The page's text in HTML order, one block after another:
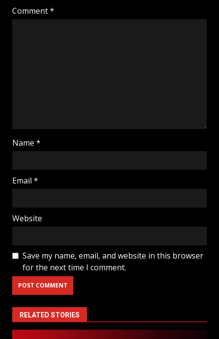
Comment*
Name *
Email *
Website
Save my name, email, and website in this browser
for the next time I comment.
RELATED STORIES